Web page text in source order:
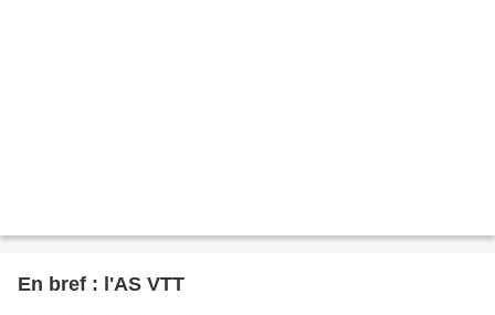
En bref : l'AS VTT